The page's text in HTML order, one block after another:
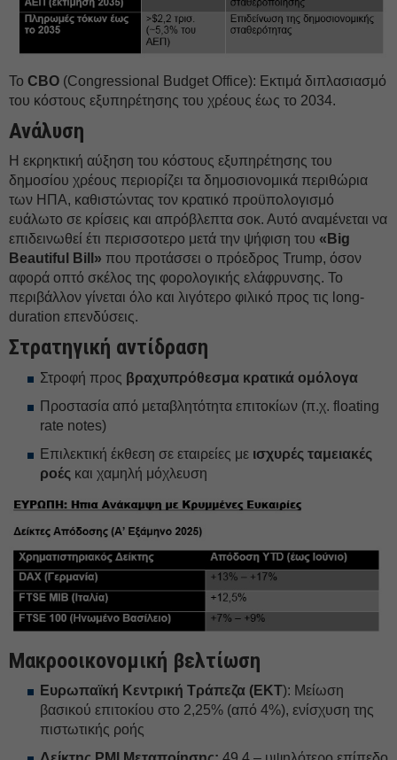
Το CBO (Congressional Budget Office): Εκτιμά διπλασιασμό
του κόστους εξυπηρέτησης του χρέους έως το 2034.
Ανάλυση
Η εκρηκτική αύξηση του κόστους εξυπηρέτησης του
δημοσίου χρέους περιορίζει τα δημοσιονομικά περιθώρια
των ΗΠΑ, καθιστώντας τον κρατικό προϋπολογισμό
ευάλωτο σε κρίσεις και απρόβλεπτα σοκ. Αυτό αναμένεται να
επιδεινωθεί έτι περισσοτερο μετά την ψήφιση του «Big
Beautiful Bill» που προτάσσει ο πρόεδρος Trump, όσον
αφορά οπτό σκέλος της φορολογικής ελάφρυνσης. Το
περιβάλλον γίνεται όλο και λιγότερο φιλικό προς τις long-
duration επενδύσεις.
Στρατηγική αντίδραση
Στροφή προς βραχυπρόθεσμα κρατικά ομόλογα
Προστασία από μεταβλητότητα επιτοκίων (π.χ. floating
rate notes)
Επιλεκτική έκθεση σε εταιρείες με ισχυρές ταμειακές
ροές και χαμηλή μόχλευση
Μακροοικονομική βελτίωση
Ευρωπαϊκή Κεντρική Τράπεζα (ΕΚΤ): Μείωση
βασικού επιτοκίου στο 2,25% (από 4%), ενίσχυση της
πιστωτικής ροής